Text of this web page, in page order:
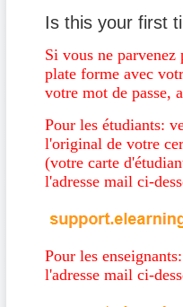
Is this your first
Si vous ne parvenez
plate forme avec
votre mot de passe,
Pour les étudiants:
l'original de votre
(votre carte
l'adresse mail ci-
Pour les
l'adresse mail ci-